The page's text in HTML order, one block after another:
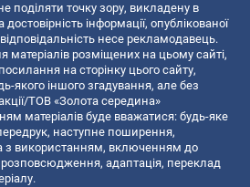
поділяти точку зору, викладену в
інформації, опублікованої
несе рекламодавець.
матеріалів розміщених на цьому сайті,
на сторінку цього сайту,
якого іншого згадування, але без
ТОВ «Золота середина»
матеріалів буде вважатися: будь-яке
наступне поширення,
з використанням, включенням до
розповсюдження, адаптація, переклад